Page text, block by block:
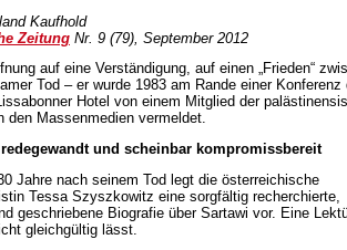
Kaufhold
Zeitung Nr. 9 (79), September 2012
auf eine Verständigung, auf einen „Frieden“
Tod – er wurde 1983 am Rande einer
Hotel von einem Mitglied der
den Massenmedien vermeldet.
und scheinbar kompromissbereit
Jahre nach seinem Tod legt die österreichische
Tessa Szyszkowitz eine sorgfältig recherchierte,
geschriebene Biografie über Sartawi vor. Eine
gleichgültig lässt.